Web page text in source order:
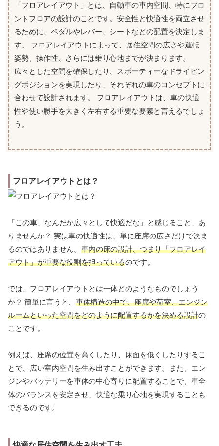
「フロアレイアウト」とは、自動車の車内空間、特にフロ
ントフロアの設計のことです。安全性と快適性を両立させ
るために、ペダルやレバー、シートなどの配置を決定しま
す。 フロアレイアウトによって、居住空間の広さや運転
姿勢、操作性、さらには乗り心地までが決まります。
広々とした空間を確保したり、スポーティーなドライビン
グポジションを実現したり、それぞれの車のコンセプトに
合わせて設計されます。 フロアレイアウトは、車の快適
性や使い勝手を大きく左右する重要な要素と言えるでしょ
う。
フロアレイアウトとは？
「この車、なんだか広々として快適だな」と感じること、あ
りませんか？ 実は車の快適性は、単に座席の広さだけで決ま
るのではありません。 車内の床の設計、つまり「フロアレイ
アウト」が重要な役割を担っているのです。
では、フロアレイアウトとは一体どのようなものでしょう
か？ 簡単に言うと、 車体構造の中で、座席や荷室、エンジン
ルームといった空間をどのように配置するかを決める設計の
ことです。
例えば、座席の位置を高くしたり、床面を低くしたりするこ
とで、広い室内空間を生み出すことができます。また、エン
ジンやバッテリーを車体の中心寄りに配置することで、車全
体のバランスを安定させ、快適な乗り心地を実現することも
できるのです。